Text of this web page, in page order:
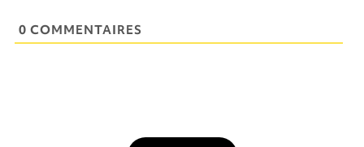
0 COMMENTAIRES